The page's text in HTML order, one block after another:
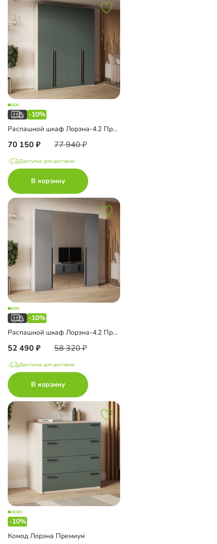
-10%
Распашной шкаф Лорэна-4.2 Премиум с антресолью
70 150 77 940
Доступно для доставки
В корзину
-10%
Распашной шкаф Лорэна-4.2 Премиум с зеркалом
52 490 58 320
Доступно для доставки
В корзину
-10%
Комод Лорэна Премиум